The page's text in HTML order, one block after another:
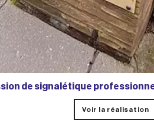
de signalétique
Voir la réalisation